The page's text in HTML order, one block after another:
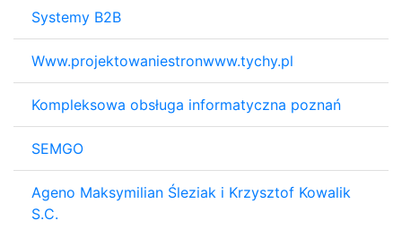
Systemy B2B
Www.projektowaniestronwww.tychy.pl
Kompleksowa obsługa informatyczna poznań
SEMGO
Ageno Maksymilian Śleziak i Krzysztof Kowalik
S.C.